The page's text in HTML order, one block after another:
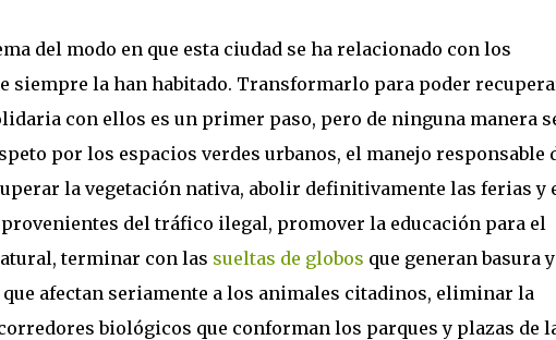
del modo en que esta ciudad se ha relacionado con los
siempre la han habitado. Transformarlo para poder
con ellos es un primer paso, pero de ninguna manera
por los espacios verdes urbanos, el manejo responsable
la vegetación nativa, abolir definitivamente las ferias y
del tráfico ilegal, promover la educación para el
terminar con las sueltas de globos que generan basura
afectan seriamente a los animales citadinos, eliminar la
biológicos que conforman los parques y plazas de